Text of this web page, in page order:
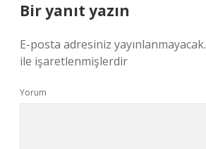
Bir yanıt yazın
E-posta adresiniz yayınlanmayacak.
ile işaretlenmişlerdir
Yorum